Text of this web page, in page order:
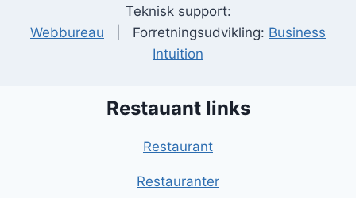
Teknisk support:
Webbureau | Forretningsudvikling: Business
Intuition
Restauant links
Restaurant
Restauranter